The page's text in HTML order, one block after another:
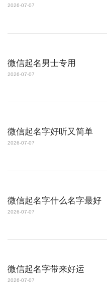
2026-07-07
微信起名男士专用
2026-07-07
微信起名字好听又简单
2026-07-07
微信起名字什么名字最好
2026-07-07
微信起名字带来好运
2026-07-07